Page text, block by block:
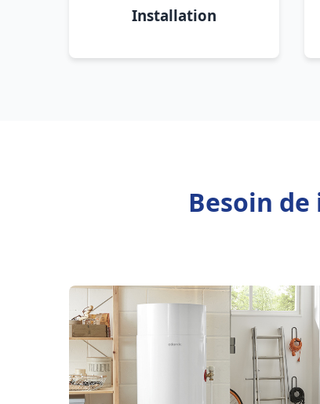
Installation
Besoin